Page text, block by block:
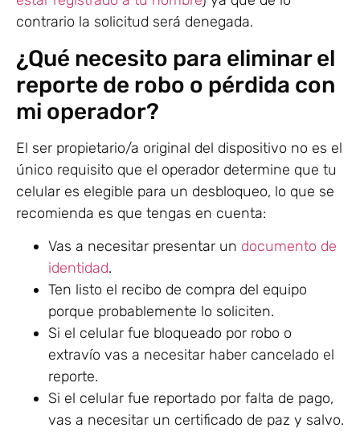
contrario la solicitud será denegada.
¿Qué necesito para eliminar el
reporte de robo o pérdida con
mi operador?
El ser propietario/a original del dispositivo no es el
único requisito que el operador determine que tu
celular es elegible para un desbloqueo, lo que se
recomienda es que tengas en cuenta:
Vas a necesitar presentar un documento de
identidad.
Ten listo el recibo de compra del equipo
porque probablemente lo soliciten.
Si el celular fue bloqueado por robo o
extravío vas a necesitar haber cancelado el
reporte.
Si el celular fue reportado por falta de pago,
vas a necesitar un certificado de paz y salvo.